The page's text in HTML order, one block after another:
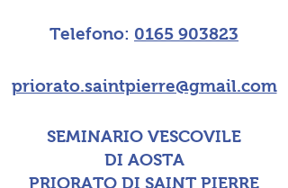
Telefono: 0165 903823
priorato.saintpierre@gmail.com
SEMINARIO VESCOVILE
DI AOSTA
PRIORATO DI SAINT PIERRE